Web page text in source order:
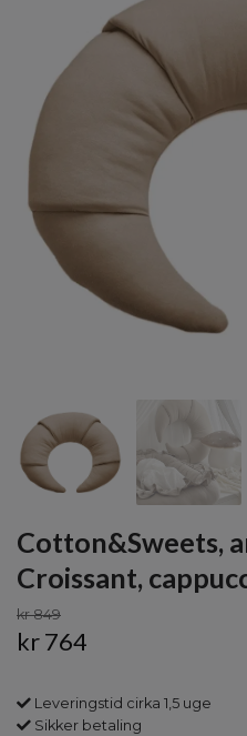
Cotton&Sweets,
Croissant,
kr 849
kr 764
Leveringstid cirka 1,5 uge
Sikker betaling